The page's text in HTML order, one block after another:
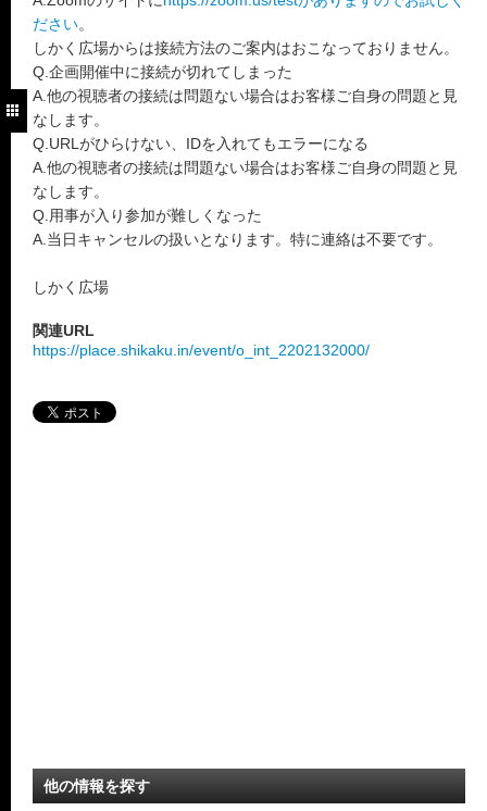
ださい。
しかく広場からは接続方法のご案内はおこなっておりません。
Q.企画開催中に接続が切れてしまった
A.他の視聴者の接続は問題ない場合はお客様ご自身の問題と見
なします。
Q.URLがひらけない、IDを入れてもエラーになる
A.他の視聴者の接続は問題ない場合はお客様ご自身の問題と見
なします。
Q.用事が入り参加が難しくなった
A.当日キャンセルの扱いとなります。特に連絡は不要です。
しかく広場
関連URL
https://place.shikaku.in/event/o_int_2202132000/
他の情報を探す